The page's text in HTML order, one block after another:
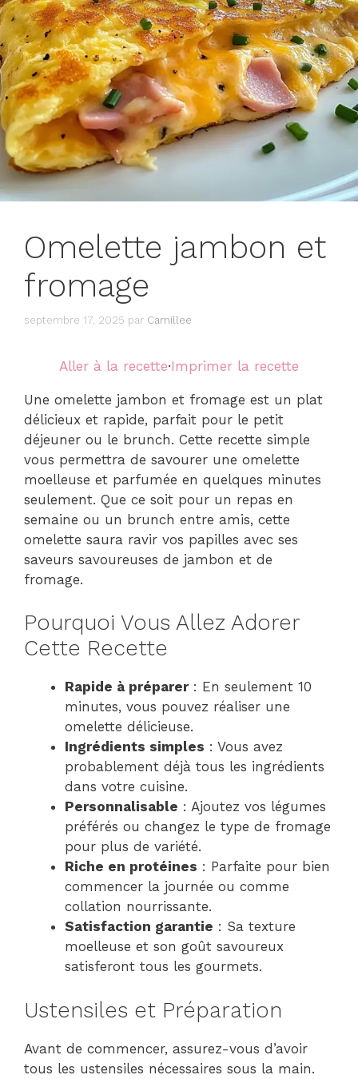
Omelette jambon et
fromage
septembre 17, 2025 par Camillee
Aller à la recette·Imprimer la recette
Une omelette jambon et fromage est un plat
délicieux et rapide, parfait pour le petit
déjeuner ou le brunch. Cette recette simple
vous permettra de savourer une omelette
moelleuse et parfumée en quelques minutes
seulement. Que ce soit pour un repas en
semaine ou un brunch entre amis, cette
omelette saura ravir vos papilles avec ses
saveurs savoureuses de jambon et de
fromage.
Pourquoi Vous Allez Adorer
Cette Recette
Rapide à préparer: En seulement 10
minutes, vous pouvez réaliser une
omelette délicieuse.
Ingrédients simples : Vous avez
probablement déjà tous les ingrédients
dans votre cuisine.
Personnalisable : Ajoutez vos légumes
préférés ou changez le type de fromage
pour plus de variété.
Riche en protéines : Parfaite pour bien
commencer la journée ou comme
collation nourrissante.
Satisfaction garantie : Sa texture
moelleuse et son goût savoureux
satisferont tous les gourmets.
Ustensiles et Préparation
Avant de commencer, assurez-vous d’avoir
tous les ustensiles nécessaires sous la main.